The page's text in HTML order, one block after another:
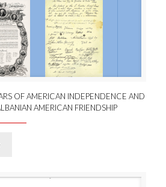
OF AMERICAN INDEPENDENCE AND
AMERICAN FRIENDSHIP